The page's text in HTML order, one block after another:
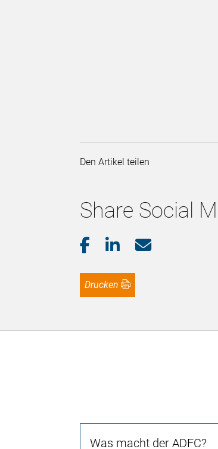
Den Artikel teilen
Share Social
Drucken
Was macht der ADFC?